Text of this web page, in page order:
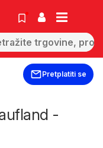
Pretplatiti se
-